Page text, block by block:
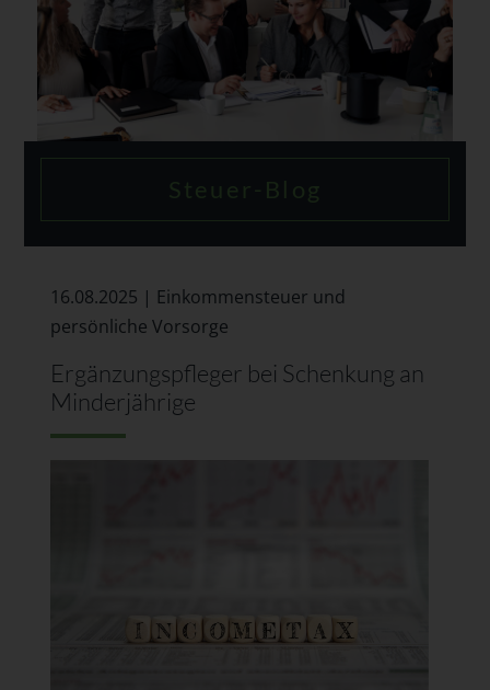
Steuer-Blog
16.08.2025 | Einkommensteuer und
persönliche Vorsorge
Ergänzungspfleger bei Schenkung an
Minderjährige